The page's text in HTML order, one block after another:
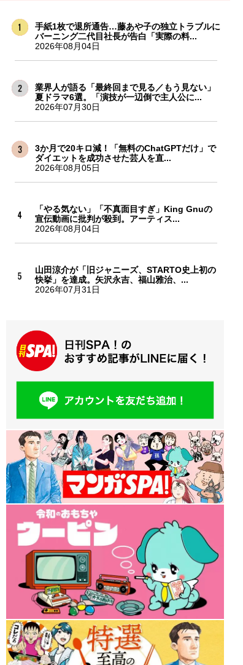
手紙1枚で退所通告…藤あや子の独立トラブルに
バーニング二代目社長が告白「実際の料...
2026年08月04日
業界人が語る「最終回まで見る／もう見ない」
夏ドラマ6選。「演技が一辺倒で主人公に...
2026年07月30日
3か月で20キロ減！「無料のChatGPTだけ」で
ダイエットを成功させた芸人を直...
2026年08月05日
「やる気ない」「不真面目すぎ」King Gnuの
宣伝動画に批判が殺到。アーティス...
2026年08月04日
山田涼介が「旧ジャニーズ、STARTO史上初の
快挙」を達成。矢沢永吉、福山雅治、...
2026年07月31日